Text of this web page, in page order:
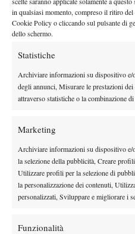
in qualsiasi momento, compreso il ritiro
Cookie Policy o cliccando sul pulsante di
dello schermo.
Statistiche
Archiviare informazioni su dispositivo e/
degli annunci, Misurare le prestazioni
attraverso statistiche o la combinazione
Marketing
Archiviare informazioni su dispositivo
la selezione della pubblicità, Creare
Utilizzare profili per la selezione di
la personalizzazione dei contenuti,
personalizzati, Sviluppare e migliorare i
Funzionalità